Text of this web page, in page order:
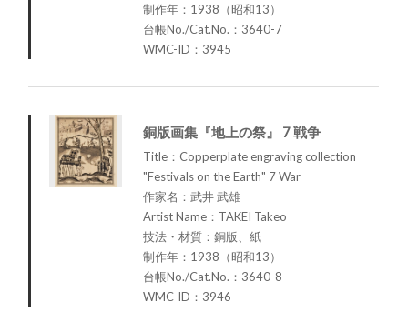
制作年：1938（昭和13）
台帳No./Cat.No.：3640-7
WMC-ID：3945
銅版画集『地上の祭』 7 戦争
Title：Copperplate engraving collection
"Festivals on the Earth" 7 War
作家名：武井 武雄
Artist Name：TAKEI Takeo
技法・材質：銅版、紙
制作年：1938（昭和13）
台帳No./Cat.No.：3640-8
WMC-ID：3946